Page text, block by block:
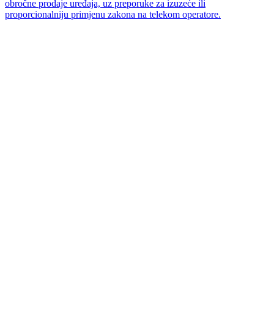
obročne prodaje uređaja, uz preporuke za izuzeće ili
proporcionalniju primjenu zakona na telekom operatore.